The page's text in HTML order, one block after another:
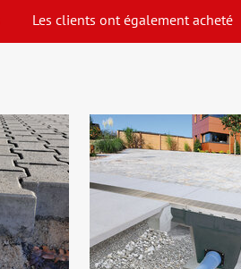
Les clients ont également acheté